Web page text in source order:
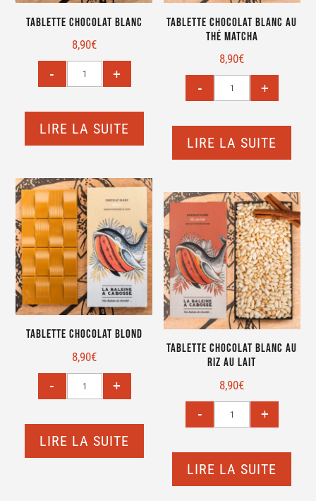
Tablette Chocolat blanc
8,90€
LIRE LA SUITE
Tablette Chocolat blanc au
thé matcha
8,90€
LIRE LA SUITE
Tablette Chocolat blond
8,90€
LIRE LA SUITE
Tablette Chocolat blanc au
riz au lait
8,90€
LIRE LA SUITE